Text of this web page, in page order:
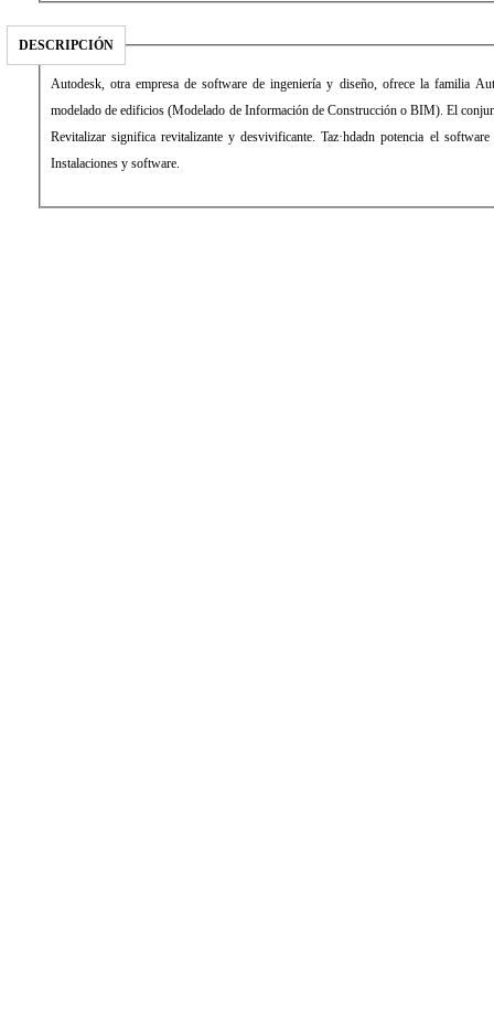
DESCRIPCIÓN
Autodesk, otra empresa de software de ingeniería y diseño, ofrece la familia
modelado de edificios (Modelado de Información de Construcción o BIM). El
Revitalizar significa revitalizante y desvivificante. Taz·hdadn potencia el
Instalaciones y software.